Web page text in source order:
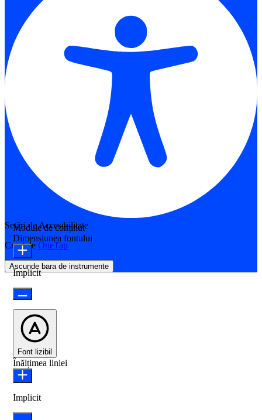
Setări de Accesibilitate
Creat de OneTap
Ascunde bara de instrumente
Module de conținut
Dimensiunea fontului
Implicit
Font lizibil
Înălțimea liniei
Implicit